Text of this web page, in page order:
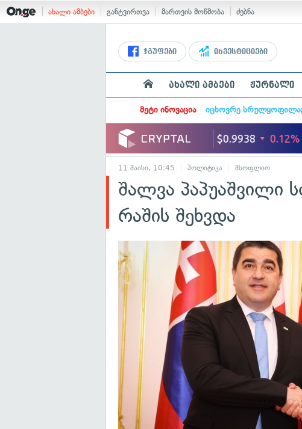
ახალი ამბები განტვირთვა მართვის მოწმობა ძებნა
ჯგუფები ინვესტიციები
ახალი ამბები ჟურნალი
მეტი ინოვაცია იცხოვრე
11 მაისი, 10:45 პოლიტიკა მსოფლიო
შალვა პაპუაშვილი
რაშის შეხვდა